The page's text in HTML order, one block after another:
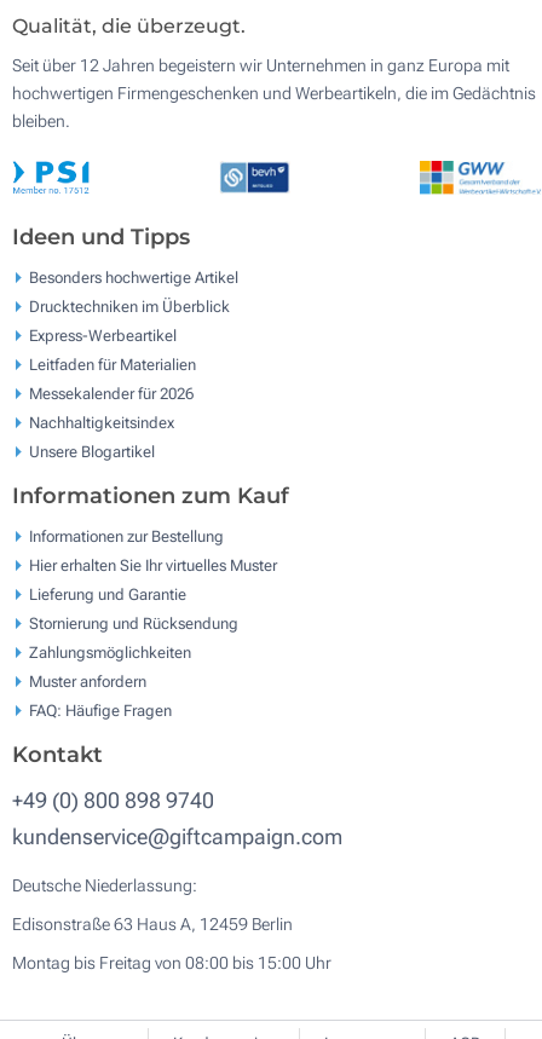
Qualität, die überzeugt.
Seit über 12 Jahren begeistern wir Unternehmen in ganz Europa mit
hochwertigen Firmengeschenken und Werbeartikeln, die im Gedächtnis
bleiben.
Ideen und Tipps
Besonders hochwertige Artikel
Drucktechniken im Überblick
Express-Werbeartikel
Leitfaden für Materialien
Messekalender für 2026
Nachhaltigkeitsindex
Unsere Blogartikel
Informationen zum Kauf
Informationen zur Bestellung
Hier erhalten Sie Ihr virtuelles Muster
Lieferung und Garantie
Stornierung und Rücksendung
Zahlungsmöglichkeiten
Muster anfordern
FAQ: Häufige Fragen
Kontakt
+49 (0) 800 898 9740
kundenservice@giftcampaign.com
Deutsche Niederlassung:
Edisonstraße 63 Haus A, 12459 Berlin
Montag bis Freitag von 08:00 bis 15:00 Uhr